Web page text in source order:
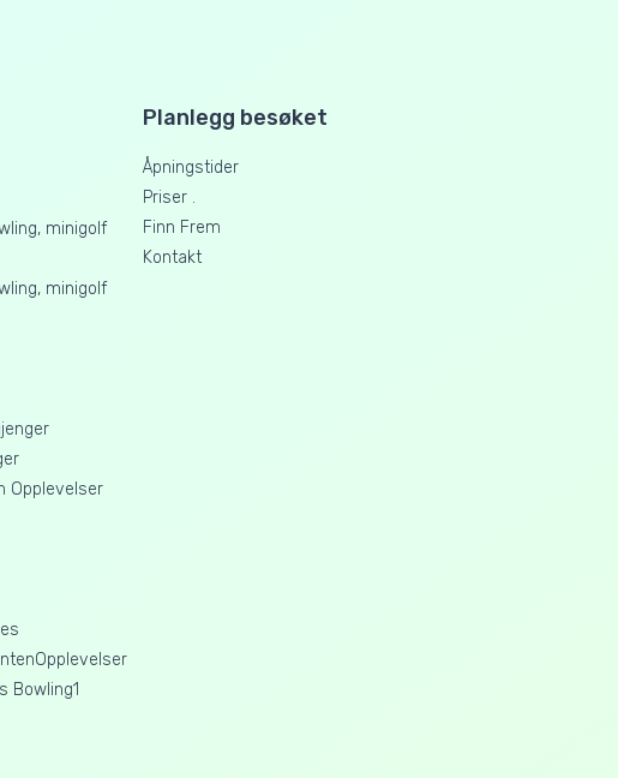
minigolf
minigolf
Opplevelser
Bowling1
Planlegg besøket
Åpningstider
Priser .
Finn Frem
Kontakt